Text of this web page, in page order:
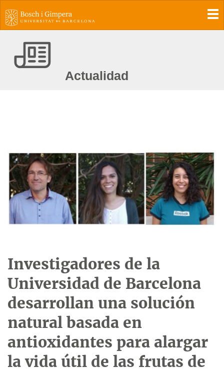
Actualidad
Investigadores de la
Universidad de Barcelona
desarrollan una solución
natural basada en
antioxidantes para alargar
la vida útil de las frutas de